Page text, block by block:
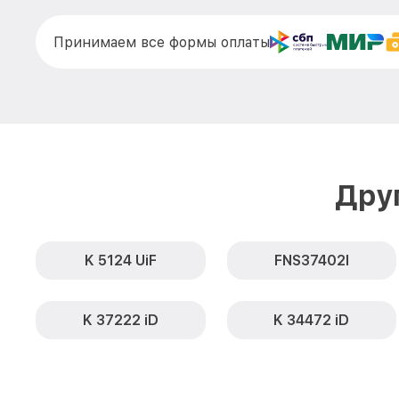
Принимаем все формы оплаты
K 5124 UiF FNS37402I
K 37222 iD K 34472 iD